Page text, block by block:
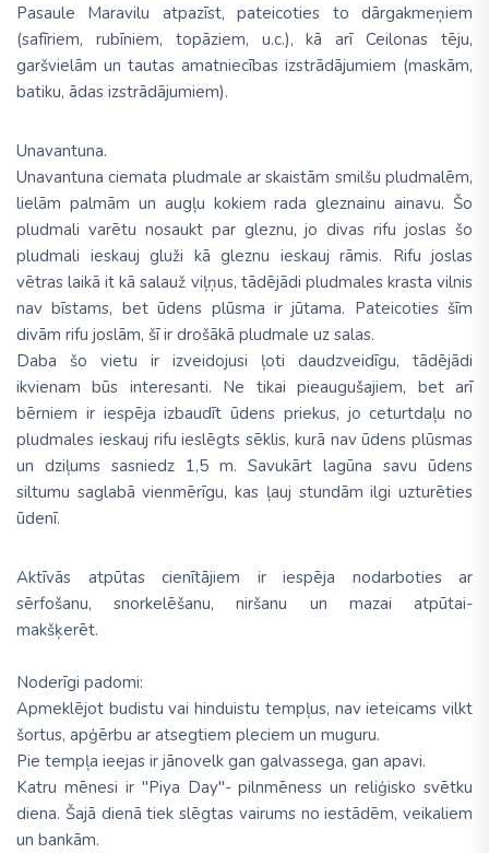
Pasaule Maravilu atpazīst, pateicoties to dārgakmeņiem
(safīriem, rubīniem, topāziem, u.c.), kā arī Ceilonas tēju,
garšvielām un tautas amatniecības izstrādājumiem (maskām,
batiku, ādas izstrādājumiem).
Unavantuna.
Unavantuna ciemata pludmale ar skaistām smilšu pludmalēm,
lielām palmām un augļu kokiem rada gleznainu ainavu. Šo
pludmali varētu nosaukt par gleznu, jo divas rifu joslas šo
pludmali ieskauj gluži kā gleznu ieskauj rāmis. Rifu joslas
vētras laikā it kā salauž viļņus, tādējādi pludmales krasta vilnis
nav bīstams, bet ūdens plūsma ir jūtama. Pateicoties šīm
divām rifu joslām, šī ir drošākā pludmale uz salas.
Daba šo vietu ir izveidojusi ļoti daudzveidīgu, tādējādi
ikvienam būs interesanti. Ne tikai pieaugušajiem, bet arī
bērniem ir iespēja izbaudīt ūdens priekus, jo ceturtdaļu no
pludmales ieskauj rifu ieslēgts sēklis, kurā nav ūdens plūsmas
un dziļums sasniedz 1,5 m. Savukārt lagūna savu ūdens
siltumu saglabā vienmērīgu, kas ļauj stundām ilgi uzturēties
ūdenī.
Aktīvās atpūtas cienītājiem ir iespēja nodarboties ar
sērfošanu, snorkelēšanu, niršanu un mazai atpūtai-
makšķerēt.
Noderīgi padomi:
Apmeklējot budistu vai hinduistu tempļus, nav ieteicams vilkt
šortus, apģērbu ar atsegtiem pleciem un muguru.
Pie tempļa ieejas ir jānovelk gan galvassega, gan apavi.
Katru mēnesi ir ''Piya Day''- pilnmēness un reliģisko svētku
diena. Šajā dienā tiek slēgtas vairums no iestādēm, veikaliem
un bankām.